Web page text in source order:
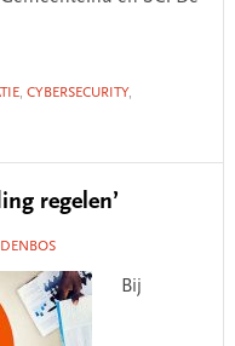
, CYBERSECURITY,
regelen’
Bij